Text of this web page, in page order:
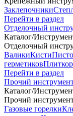
Заклепочники
Перейти в раздел
Отделочный
Каталог/
Отделочный
ВаликиКисти
герметиков
Перейти в раздел
Прочий
Каталог/
Прочий
Газовые горелки